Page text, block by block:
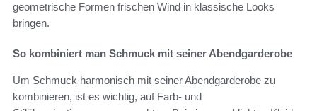
geometrische Formen frischen Wind in klassische Looks
bringen.
So kombiniert man Schmuck mit seiner Abendgarderobe
Um Schmuck harmonisch mit seiner Abendgarderobe zu
kombinieren, ist es wichtig, auf Farb- und